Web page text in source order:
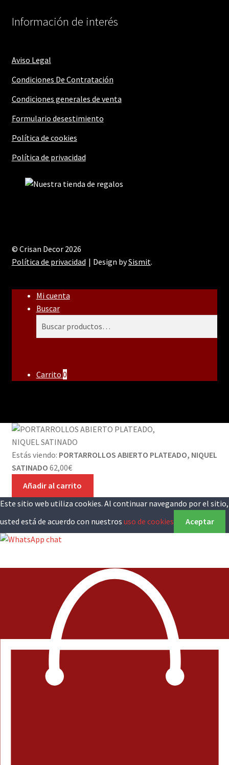
Información de interés
Aviso Legal
Condiciones De Contratación
Condiciones generales de venta
Formulario desestimiento
Política de cookies
Política de privacidad
© Crisan Decor 2026
Política de privacidad
Design bySismit.
Mi cuenta
Buscar
Carrito 0
Estás viendo: PORTARROLLOS ABIERTO PLATEADO, NIQUEL
SATINADO 62,00€
Añadir al carrito
Este sitio web utiliza cookies. Al continuar navegando por el sitio,
usted está de acuerdo con nuestros uso de cookies Aceptar